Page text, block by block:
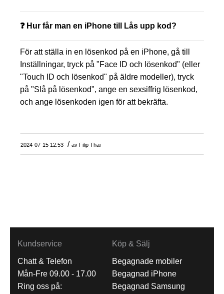
❓ Hur får man en iPhone till Lås upp kod?
För att ställa in en lösenkod på en iPhone, gå till
Inställningar, tryck på "Face ID och lösenkod" (eller
"Touch ID och lösenkod" på äldre modeller), tryck
på "Slå på lösenkod", ange en sexsiffrig lösenkod,
och ange lösenkoden igen för att bekräfta.
2024-07-15 12:53 / av Filip Thai
Kundservice
Chatt & Telefon
Mån-Fre 09.00 - 17.00
Ring oss på:
Köp & Sälj
Begagnade mobiler
Begagnad iPhone
Begagnad Samsung